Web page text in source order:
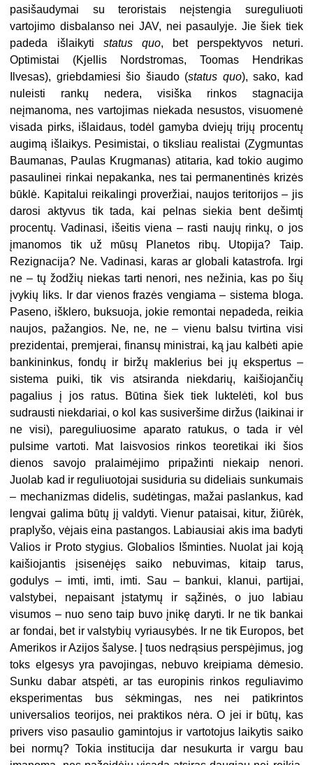
pasišaudymai su teroristais neįstengia sureguliuoti
vartojimo disbalanso nei JAV, nei pasaulyje. Jie šiek tiek
padeda išlaikyti status quo, bet perspektyvos neturi.
Optimistai (Kjellis Nordstromas, Toomas Hendrikas
Ilvesas), griebdamiesi šio šiaudo (status quo), sako, kad
nuleisti rankų nedera, visiška rinkos stagnacija
neįmanoma, nes vartojimas niekada nesustos, visuomenė
visada pirks, išlaidaus, todėl gamyba dviejų trijų procentų
augimą išlaikys. Pesimistai, o tiksliau realistai (Zygmuntas
Baumanas, Paulas Krugmanas) atitaria, kad tokio augimo
pasaulinei rinkai nepakanka, nes tai permanentinės krizės
būklė. Kapitalui reikalingi proveržiai, naujos teritorijos – jis
darosi aktyvus tik tada, kai pelnas siekia bent dešimtį
procentų. Vadinasi, išeitis viena – rasti naujų rinkų, o jos
įmanomos tik už mūsų Planetos ribų. Utopija? Taip.
Rezignacija? Ne. Vadinasi, karas ar globali katastrofa. Irgi
ne – tų žodžių niekas tarti nenori, nes nežinia, kas po šių
įvykių liks. Ir dar vienos frazės vengiama – sistema bloga.
Paseno, išklero, buksuoja, jokie remontai nepadeda, reikia
naujos, pažangios. Ne, ne, ne – vienu balsu tvirtina visi
prezidentai, premjerai, finansų ministrai, ką jau kalbėti apie
bankininkus, fondų ir biržų maklerius bei jų ekspertus –
sistema puiki, tik vis atsiranda niekdarių, kaišiojančių
pagalius į jos ratus. Būtina šiek tiek luktelėti, kol bus
sudrausti niekdariai, o kol kas susiveršime diržus (laikinai ir
ne visi), pareguliuosime aparato ratukus, o tada ir vėl
pulsime vartoti. Mat laisvosios rinkos teoretikai iki šios
dienos savojo pralaimėjimo pripažinti niekaip nenori.
Juolab kad ir reguliuotojai susiduria su dideliais sunkumais
– mechanizmas didelis, sudėtingas, mažai paslankus, kad
lengvai galima būtų jį valdyti. Vienur pataisai, kitur, žiūrėk,
praplyšo, vėjais eina pastangos. Labiausiai akis ima badyti
Valios ir Proto stygius. Globalios Išminties. Nuolat jai koją
kaišiojantis įsisenėjęs saiko nebuvimas, kitaip tarus,
godulys – imti, imti, imti. Sau – bankui, klanui, partijai,
valstybei, nepaisant įstatymų ir sąžinės, o juo labiau
visumos – nuo seno taip buvo įnikę daryti. Ir ne tik bankai
ar fondai, bet ir valstybių vyriausybės. Ir ne tik Europos, bet
Amerikos ir Azijos šalyse. Į tuos nedrąsius perspėjimus, jog
toks elgesys yra pavojingas, nebuvo kreipiama dėmesio.
Sunku dabar atspėti, ar tas europinis rinkos reguliavimo
eksperimentas bus sėkmingas, nes nei patikrintos
universalios teorijos, nei praktikos nėra. O jei ir būtų, kas
privers viso pasaulio gamintojus ir vartotojus laikytis saiko
bei normų? Tokia institucija dar nesukurta ir vargu bau